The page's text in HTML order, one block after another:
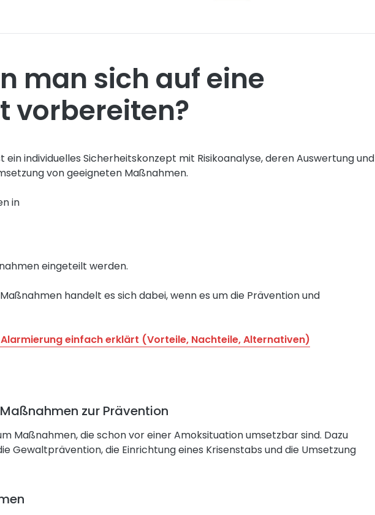
man sich auf eine
vorbereiten?
ein individuelles Sicherheitskonzept mit Risikoanalyse, deren Auswertung und
von geeigneten Maßnahmen.
in
eingeteilt werden.
handelt es sich dabei, wenn es um die Prävention und
einfach erklärt (Vorteile, Nachteile, Alternativen)
zur Prävention
Maßnahmen, die schon vor einer Amoksituation umsetzbar sind. Dazu
Gewaltprävention, die Einrichtung eines Krisenstabs und die Umsetzung